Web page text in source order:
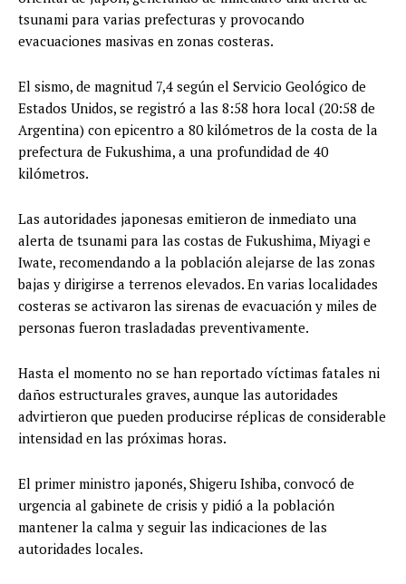
tsunami para varias prefecturas y provocando
evacuaciones masivas en zonas costeras.
El sismo, de magnitud 7,4 según el Servicio Geológico de
Estados Unidos, se registró a las 8:58 hora local (20:58 de
Argentina) con epicentro a 80 kilómetros de la costa de la
prefectura de Fukushima, a una profundidad de 40
kilómetros.
Las autoridades japonesas emitieron de inmediato una
alerta de tsunami para las costas de Fukushima, Miyagi e
Iwate, recomendando a la población alejarse de las zonas
bajas y dirigirse a terrenos elevados. En varias localidades
costeras se activaron las sirenas de evacuación y miles de
personas fueron trasladadas preventivamente.
Hasta el momento no se han reportado víctimas fatales ni
daños estructurales graves, aunque las autoridades
advirtieron que pueden producirse réplicas de considerable
intensidad en las próximas horas.
El primer ministro japonés, Shigeru Ishiba, convocó de
urgencia al gabinete de crisis y pidió a la población
mantener la calma y seguir las indicaciones de las
autoridades locales.